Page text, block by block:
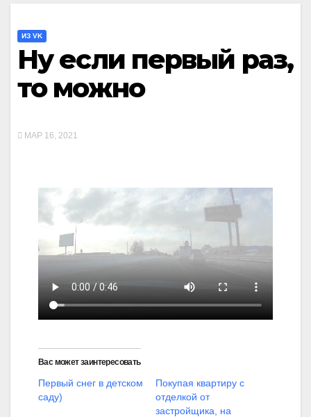
ИЗ VK
Ну если первый раз,
то можно
МАР 16, 2021
Вас может заинтересовать
Первый снег в детском
саду)
Покупая квартиру с
отделкой от
застройщика, на